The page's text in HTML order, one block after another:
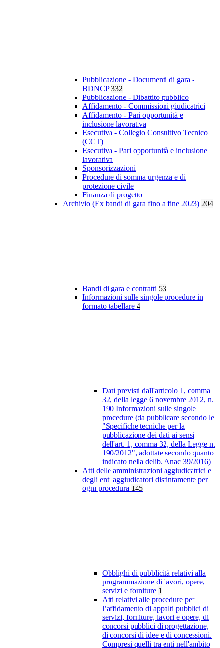
Pubblicazione - Documenti di gara -
BDNCP332
Pubblicazione - Dibattito pubblico
Affidamento - Commissioni giudicatrici
Affidamento - Pari opportunità e
inclusione lavorativa
Esecutiva - Collegio Consultivo Tecnico
(CCT)
Esecutiva - Pari opportunità e inclusione
lavorativa
Sponsorizzazioni
Procedure di somma urgenza e di
protezione civile
Finanza di progetto
Archivio (Ex bandi di gara fino a fine 2023) 204
Bandi di gara e contratti 53
Informazioni sulle singole procedure in
formato tabellare 4
Dati previsti dall'articolo 1, comma
32, della legge 6 novembre 2012, n.
190 Informazioni sulle singole
procedure (da pubblicare secondo le
"Specifiche tecniche per la
pubblicazione dei dati ai sensi
dell'art. 1, comma 32, della Legge n.
190/2012", adottate secondo quanto
indicato nella delib. Anac 39/2016)
Atti delle amministrazioni aggiudicatrici e
degli enti aggiudicatori distintamente per
ogni procedura 145
Obblighi di pubblicità relativi alla
programmazione di lavori, opere,
servizi e forniture 1
Atti relativi alle procedure per
l’affidamento di appalti pubblici di
servizi, forniture, lavori e opere, di
concorsi pubblici di progettazione,
di concorsi di idee e di concessioni.
Compresi quelli tra enti nell'ambito